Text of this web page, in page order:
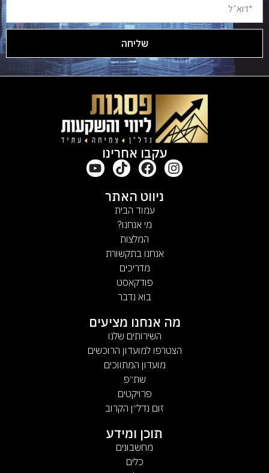
שליחה
Alternative:
עקבו אחרינו
ניווט האתר
עמוד הבית
מי אנחנו?
המלצות
אנחנו בתקשורת
מדריכים
פודקאסט
בוא נדבר
מה אנחנו מציעים
השירותים שלנו
הצטרפו למועדון הרוכשים
מועדון המתווכים
שת״פ
פרויקטים
זום נדל״ן הקרוב
תוכן ומידע
מחשבונים
כלים